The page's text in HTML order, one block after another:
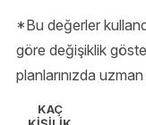
*Bu değerler
göre değişiklik
planlarınızda
KAÇ